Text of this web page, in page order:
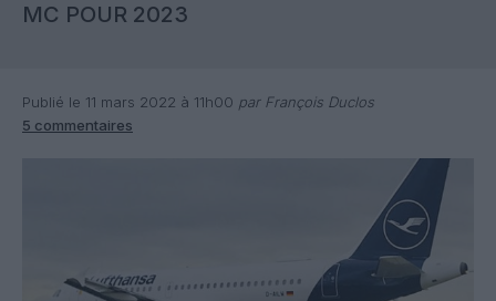
MC POUR 2023
Publié le 11 mars 2022 à 11h00 par François Duclos
5 commentaires